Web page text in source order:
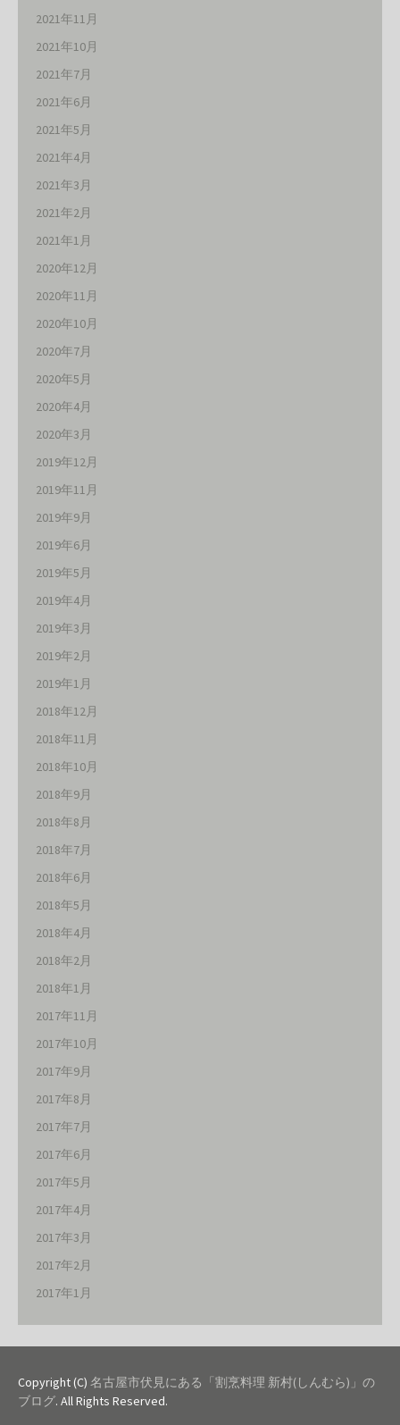
2021年11月
2021年10月
2021年7月
2021年6月
2021年5月
2021年4月
2021年3月
2021年2月
2021年1月
2020年12月
2020年11月
2020年10月
2020年7月
2020年5月
2020年4月
2020年3月
2019年12月
2019年11月
2019年9月
2019年6月
2019年5月
2019年4月
2019年3月
2019年2月
2019年1月
2018年12月
2018年11月
2018年10月
2018年9月
2018年8月
2018年7月
2018年6月
2018年5月
2018年4月
2018年2月
2018年1月
2017年11月
2017年10月
2017年9月
2017年8月
2017年7月
2017年6月
2017年5月
2017年4月
2017年3月
2017年2月
2017年1月
Copyright (C) 名古屋市伏見にある「割烹料理 新村(しんむら)」の
ブログ. All Rights Reserved.